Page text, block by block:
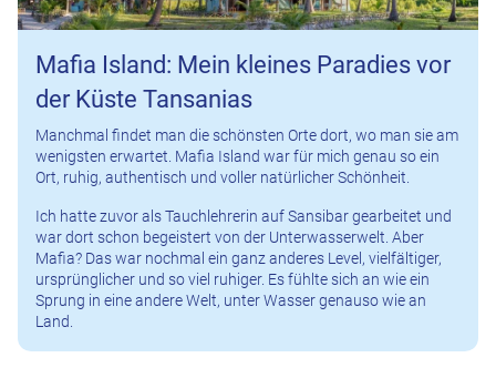
Mafia Island: Mein kleines Paradies vor
der Küste Tansanias
Manchmal findet man die schönsten Orte dort, wo man sie am
wenigsten erwartet. Mafia Island war für mich genau so ein
Ort, ruhig, authentisch und voller natürlicher Schönheit.
Ich hatte zuvor als Tauchlehrerin auf Sansibar gearbeitet und
war dort schon begeistert von der Unterwasserwelt. Aber
Mafia? Das war nochmal ein ganz anderes Level, vielfältiger,
ursprünglicher und so viel ruhiger. Es fühlte sich an wie ein
Sprung in eine andere Welt, unter Wasser genauso wie an
Land.